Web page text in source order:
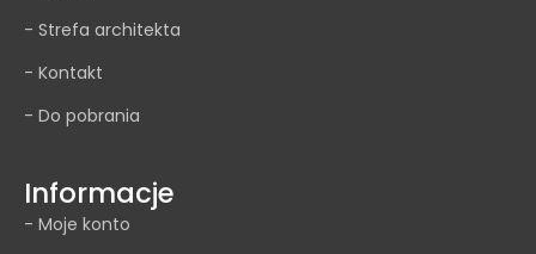
- Strefa architekta
- Kontakt
- Do pobrania
Informacje
- Moje konto